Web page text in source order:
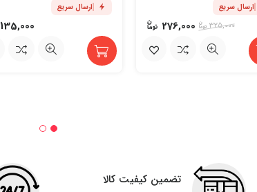
ارسال سریع
325,000
276,000
ارسال سریع
135,000
تضمین کیفیت کالا